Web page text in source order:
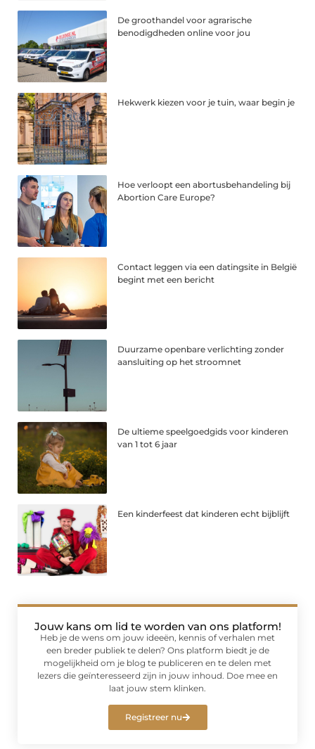
De groothandel voor agrarische
benodigdheden online voor jou
Hekwerk kiezen voor je tuin, waar begin je
Hoe verloopt een abortusbehandeling bij
Abortion Care Europe?
Contact leggen via een datingsite in België
begint met een bericht
Duurzame openbare verlichting zonder
aansluiting op het stroomnet
De ultieme speelgoedgids voor kinderen
van 1 tot 6 jaar
Een kinderfeest dat kinderen echt bijblijft
Jouw kans om lid te worden van ons platform!
Heb je de wens om jouw ideeën, kennis of verhalen met
een breder publiek te delen? Ons platform biedt je de
mogelijkheid om je blog te publiceren en te delen met
lezers die geïnteresseerd zijn in jouw inhoud. Doe mee en
laat jouw stem klinken.
Registreer nu